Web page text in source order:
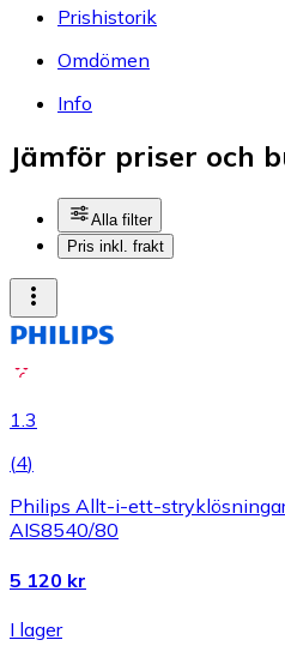
Prishistorik
Omdömen
Info
Jämför priser och
Alla filter
Pris inkl. frakt
1.3
(4)
Philips Allt-i-ett-
AIS8540/80
5 120 kr
I lager